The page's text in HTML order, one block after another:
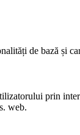
de bază și
prin
web.